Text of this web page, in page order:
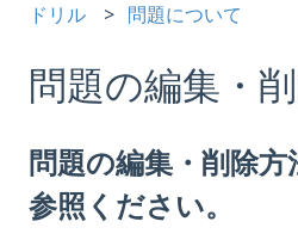
ドリル 問題について
問題の編集・
問題の編集・削除
参照ください。